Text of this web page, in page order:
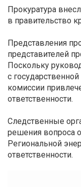
Прокуратура
в правительство
Представления
представителей
Поскольку
с
комиссии
ответственности.
Следственные
решения вопроса
Региональной
ответственности.